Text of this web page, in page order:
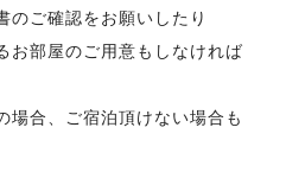
のご確認をお願いしたり
お部屋のご用意もしなければ
場合、ご宿泊頂けない場合も